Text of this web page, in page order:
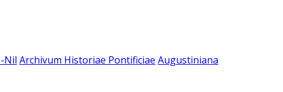
Nil Archivum Historiae Pontificiae Augustiniana